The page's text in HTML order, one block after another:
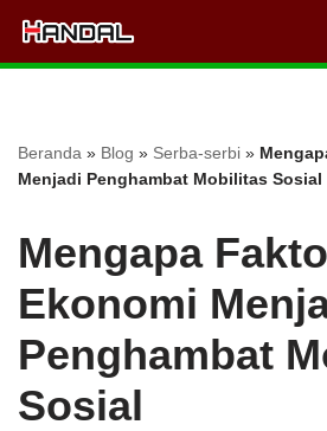
Lompat
Beranda » Blog » Serba-serbi »
Menjadi Penghambat Mobilitas Sosial
Mengapa
Ekonomi
Penghambat
Sosial